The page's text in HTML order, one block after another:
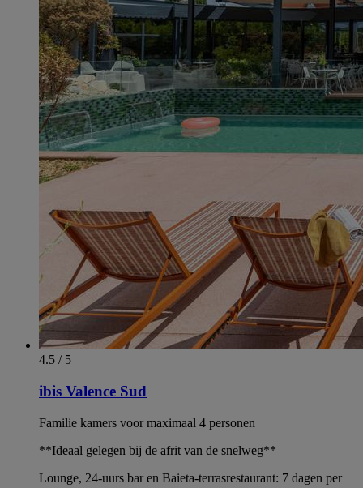
4.5 / 5
ibis Valence Sud
Familie kamers voor maximaal 4 personen
**Ideaal gelegen bij de afrit van de snelweg**
Lounge, 24-uurs bar en Baieta-terrasrestaurant: 7 dagen per